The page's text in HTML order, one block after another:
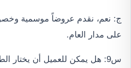
على مدار العام.
س9: هل يمكن للعميل أن يختار